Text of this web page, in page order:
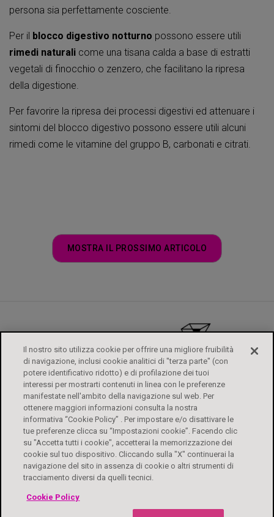
persona sia perfettamente cosciente.
Per il blocco digestivo notturno possono essere utili
rimedi naturali come una tisana calda a base di estratti
vegetali di finocchio o zenzero, che facilitano la ripresa
della digestione.
Per favorire la ripresa dei processi digestivi ed attenuare i
sintomi del blocco digestivo possono essere utili alcuni
rimedi come le vitamine del gruppo B, carbonati e citrati.
MOSTRA IL PROSSIMO ARTICOLO
ALFASIGMA FOGLI ILLUSTRATIVI CONTATTI
PRIVACY POLICY
DIRITTI DEGLI INTERESSATI
COOKIE POLICY ACCESSIBILITÀ
Biochetasi Granulato Effervescente è un medicinale. Leggere attentamente il
foglio illustrativo. Aut. Min. 04/07/2023 e Aut. Min 22/11/2024. Biochetasi
Il nostro sito utilizza cookie per offrire una migliore fruibilità
di navigazione, inclusi cookie analitici di "terza parte" (con
potere identificativo ridotto) e di profilazione dei tuoi
interessi per mostrarti contenuti in linea con le preferenze
manifestate nell'ambito della navigazione sul web. Per
ottenere maggiori informazioni consulta la nostra
informativa “Cookie Policy” . Per impostare e/o disattivare le
tue preferenze clicca su “Impostazioni cookie”. Facendo clic
su "Accetta tutti i cookie", accetterai la memorizzazione dei
cookie sul tuo dispositivo. Cliccando sulla "X" continuerai la
navigazione del sito in assenza di cookie o altri strumenti di
tracciamento diversi da quelli tecnici.
Cookie Policy